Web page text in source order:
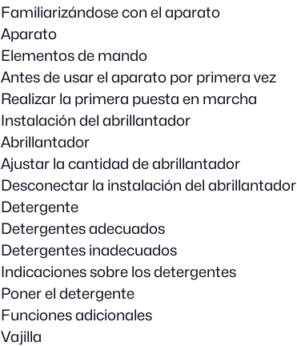
Familiarizándose con el aparato
Aparato
Elementos de mando
Antes de usar el aparato por primera vez
Realizar la primera puesta en marcha
Instalación del abrillantador
Abrillantador
Ajustar la cantidad de abrillantador
Desconectar la instalación del abrillantador
Detergente
Detergentes adecuados
Detergentes inadecuados
Indicaciones sobre los detergentes
Poner el detergente
Funciones adicionales
Vajilla